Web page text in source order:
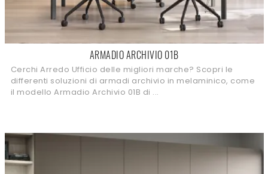
ARMADIO ARCHIVIO 01B
Cerchi Arredo Ufficio delle migliori marche? Scopri le
differenti soluzioni di armadi archivio in melaminico, come
il modello Armadio Archivio 01B di ...